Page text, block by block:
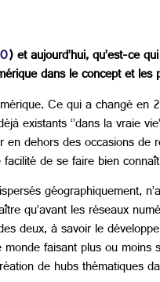
) et aujourd’hui, qu’est-ce
dans le concept et
Ce qui a changé en
‘’dans la vraie
dehors des occasions
de se faire bien
géographiquement,
qu’avant les réseaux
deux, à savoir le
faisant plus ou
de hubs thématiques